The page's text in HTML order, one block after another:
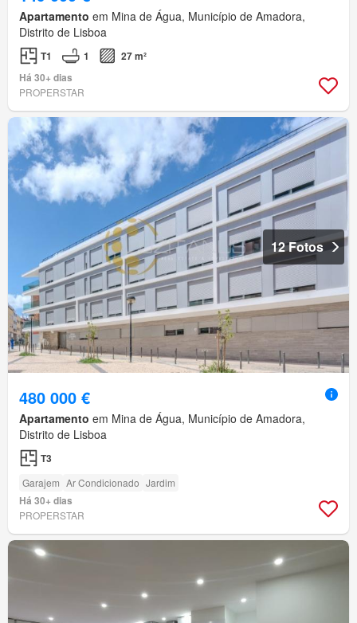
Apartamento em Mina de Água, Município de Amadora,
Distrito de Lisboa
T1 1
27 m²
Há 30+ dias
PROPERSTAR
12 Fotos
480 000 €
Apartamento em Mina de Água, Município de Amadora,
Distrito de Lisboa
T3
Garajem Ar Condicionado Jardim
Há 30+ dias
PROPERSTAR